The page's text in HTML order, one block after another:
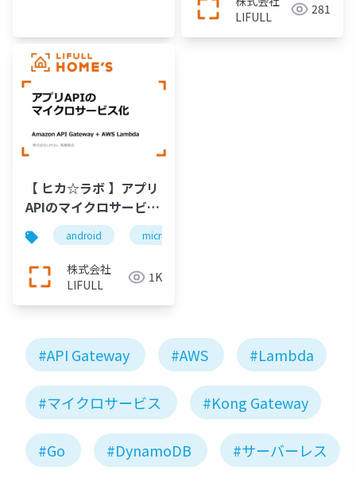
LIFULL
281
【 ヒカ☆ラボ 】アプリ
APIのマイクロサービス
化 Amazon API
Gateway + AWS
Lambda
android microservice
株式会社
LIFULL
1K
#API Gateway #AWS #Lambda
#マイクロサービス #Kong Gateway
#Go #DynamoDB #サーバーレス